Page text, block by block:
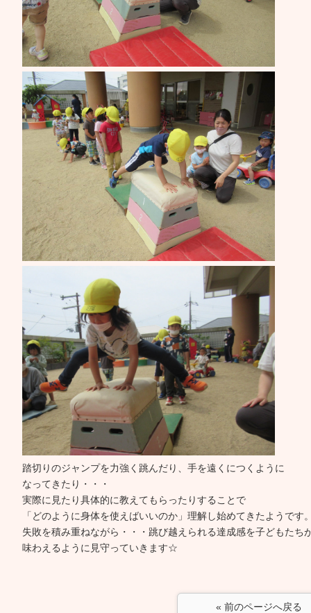
踏切りのジャンプを力強く跳んだり、手を遠くにつくように
なってきたり・・・
実際に見たり具体的に教えてもらったりすることで
「どのように身体を使えばいいのか」理解し始めてきたようです
失敗を積み重ねながら・・・跳び越えられる達成感を子どもたち
味わえるように見守っていきます☆
« 前のページへ戻る